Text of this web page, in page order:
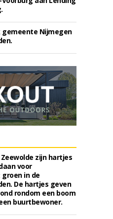
Nijmegen
zijn hartjes
voor
in de
De hartjes geven
rondom een boom
buurtbewoner.